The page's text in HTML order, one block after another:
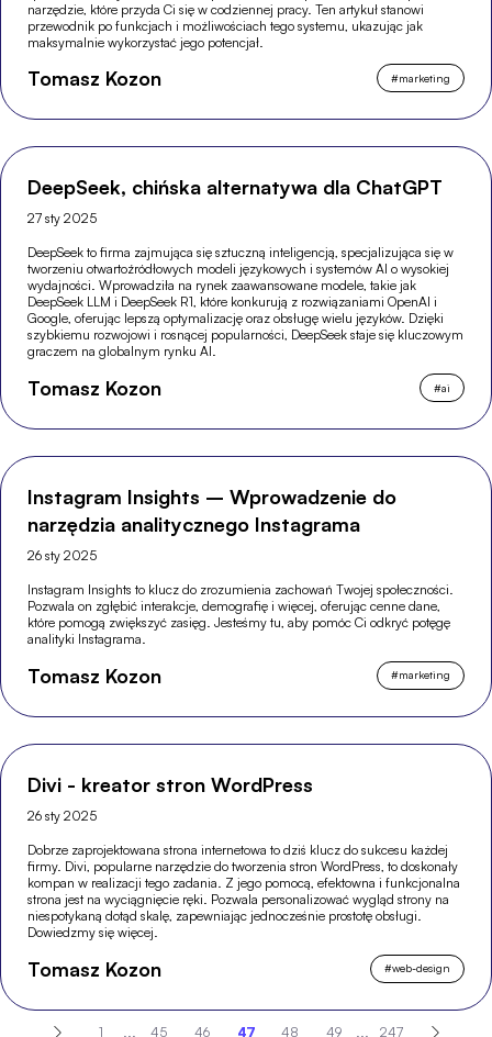
narzędzie, które przyda Ci się w codziennej pracy. Ten artykuł stanowi
przewodnik po funkcjach i możliwościach tego systemu, ukazując jak
maksymalnie wykorzystać jego potencjał.
Tomasz Kozon #marketing
DeepSeek, chińska alternatywa dla ChatGPT
27 sty 2025
DeepSeek to firma zajmująca się sztuczną inteligencją, specjalizująca się w
tworzeniu otwartoźródłowych modeli językowych i systemów AI o wysokiej
wydajności. Wprowadziła na rynek zaawansowane modele, takie jak
DeepSeek LLM i DeepSeek R1, które konkurują z rozwiązaniami OpenAI i
Google, oferując lepszą optymalizację oraz obsługę wielu języków. Dzięki
szybkiemu rozwojowi i rosnącej popularności, DeepSeek staje się kluczowym
graczem na globalnym rynku AI.
Tomasz Kozon #ai
Instagram Insights – Wprowadzenie do
narzędzia analitycznego Instagrama
26 sty 2025
Instagram Insights to klucz do zrozumienia zachowań Twojej społeczności.
Pozwala on zgłębić interakcje, demografię i więcej, oferując cenne dane,
które pomogą zwiększyć zasięg. Jesteśmy tu, aby pomóc Ci odkryć potęgę
analityki Instagrama.
Tomasz Kozon #marketing
Divi - kreator stron WordPress
26 sty 2025
Dobrze zaprojektowana strona internetowa to dziś klucz do sukcesu każdej
firmy. Divi, popularne narzędzie do tworzenia stron WordPress, to doskonały
kompan w realizacji tego zadania. Z jego pomocą, efektowna i funkcjonalna
strona jest na wyciągnięcie ręki. Pozwala personalizować wygląd strony na
niespotykaną dotąd skalę, zapewniając jednocześnie prostotę obsługi.
Dowiedzmy się więcej.
Tomasz Kozon #web-design
1 ... 45 46 47 48 49 ... 247